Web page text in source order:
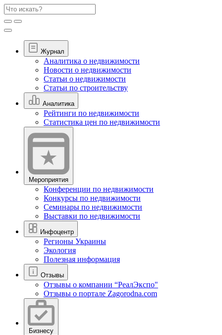
Журнал
Аналитика о недвижимости
Новости о недвижимости
Статьи о недвижимости
Статьи по строительству
Аналитика
Рейтинги по недвижимости
Статистика цен по недвижимости
Мероприятия
Конференции по недвижимости
Конкурсы по недвижимости
Семинары по недвижимости
Выставки по недвижимости
Инфоцентр
Регионы Украины
Экология
Полезная информация
Отзывы
Отзывы о компании “РеалЭкспо"
Отзывы о портале Zagorodna.com
Бизнесу